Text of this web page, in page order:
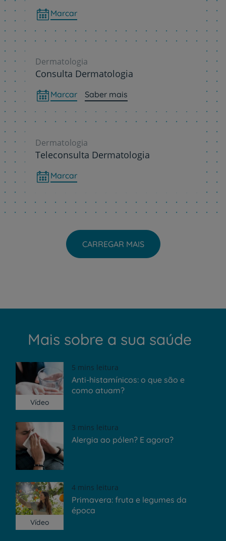
Marcar
Dermatologia
Consulta Dermatologia
Marcar Saber mais
Dermatologia
Teleconsulta Dermatologia
Marcar
CARREGAR MAIS
Mais sobre a sua saúde
Vídeo
5 mins leitura
Anti-histamínicos: o que são e
como atuam?
3 mins leitura
Alergia ao pólen? E agora?
Vídeo
4 mins leitura
Primavera: fruta e legumes da
época